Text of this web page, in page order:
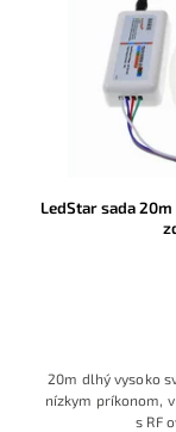
LedStar sada 20m
20m dlhý vysoko
nízkym príkonom,
s RF